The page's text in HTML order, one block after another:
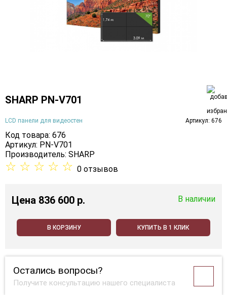
SHARP PN-V701
LCD панели для видеостен Артикул: 676
Код товара: 676
Артикул: PN-V701
Производитель: SHARP
☆ ☆ ☆ ☆ ☆ 0 отзывов
Цена 836 600 p. В наличии
В КОРЗИНУ КУПИТЬ В 1 КЛИК
Остались вопросы?
Получите консультацию нашего специалиста